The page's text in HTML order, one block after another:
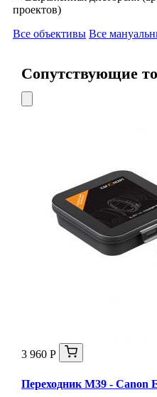
проектов)
Все объективы Все
Сопутствующие
3 960 Р
Переходник M39 - Canon